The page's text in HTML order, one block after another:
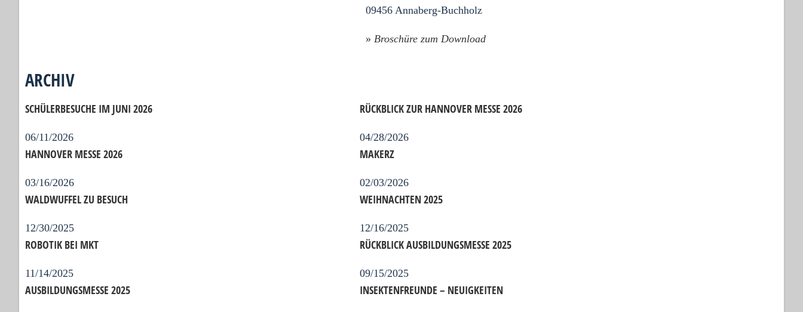
09456 Annaberg-Buchholz
» Broschüre zum Download
ARCHIV
SCHÜLERBESUCHE IM JUNI 2026
06/11/2026
RÜCKBLICK ZUR HANNOVER MESSE 2026
04/28/2026
HANNOVER MESSE 2026
03/16/2026
MAKERZ
02/03/2026
WALDWUFFEL ZU BESUCH
12/30/2025
WEIHNACHTEN 2025
12/16/2025
ROBOTIK BEI MKT
11/14/2025
RÜCKBLICK AUSBILDUNGSMESSE 2025
09/15/2025
AUSBILDUNGSMESSE 2025 INSEKTENFREUNDE – NEUIGKEITEN